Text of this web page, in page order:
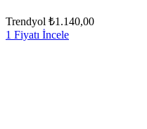
Trendyol ₺1.140,00
1 Fiyatı İncele